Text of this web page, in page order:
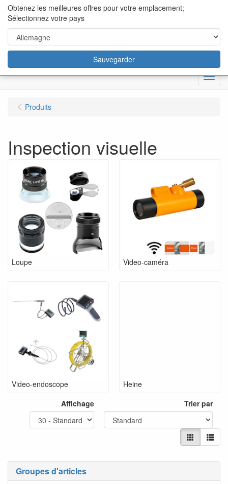
content="18/11/2025″/>
Menu
Groupes d'articles
Produits
Inspection visuelle
Loupe Video-caméra
Video-endoscope
Heine
Affichage
Trier par
Obtenez les meilleures offres pour votre emplacement;
Sélectionnez votre pays
Sauvegarder